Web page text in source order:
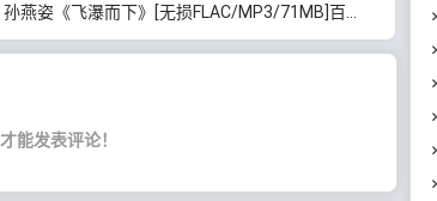
孙燕姿《飞瀑而下》[无损FLAC/MP3/71MB]百度云网盘下载
才能发表评论！